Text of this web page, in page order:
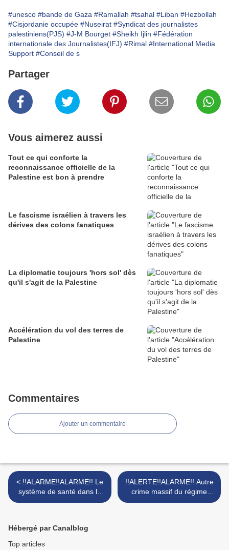
#unesco #bande de Gaza #Ramallah #tsahal #Liban #Hezbollah
#Cisjordanie occupée #Nuseirat #Syndicat des journalistes
palestiniens(PJS) #J-M Bourget #Sheikh Ijlin #Fédération
internationale des Journalistes(IFJ) #Rimal #International Media
Support #Conseil de s
Partager
Vous aimerez aussi
Tout ce qui conforte la
reconnaissance officielle de la
Palestine est bon à prendre
Le fascisme israélien à travers les
dérives des colons fanatiques
La diplomatie toujours 'hors sol' dès
qu'il s'agit de la Palestine
Accélération du vol des terres de
Palestine
Commentaires
Ajouter un commentaire
< !!ALARME!!ALARME!! Le
système de santé dans la
bande de Gaza,
!!ALERTE!!ALARME!! Autre
crime massif du régime
terroriste israélien: la
Hébergé par Canalblog
Top articles